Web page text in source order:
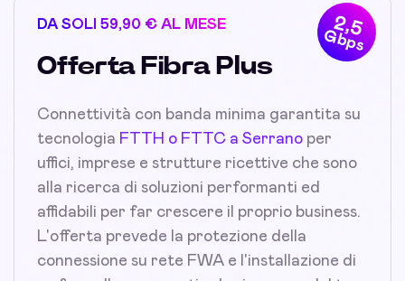
2,5
Gbps
DA SOLI 59,90 € AL MESE
Offerta Fibra Plus
Connettività con banda minima garantita su
tecnologia FTTH o FTTC a Serrano per
uffici, imprese e strutture ricettive che sono
alla ricerca di soluzioni performanti ed
affidabili per far crescere il proprio business.
L'offerta prevede la protezione della
connessione su rete FWA e l'installazione di